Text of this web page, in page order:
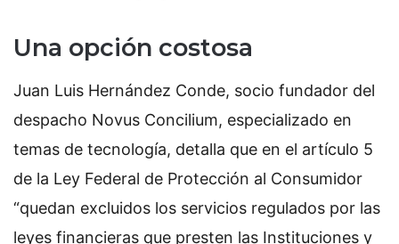
Una opción costosa
Juan Luis Hernández Conde, socio fundador del
despacho Novus Concilium, especializado en
temas de tecnología, detalla que en el artículo 5
de la Ley Federal de Protección al Consumidor
“quedan excluidos los servicios regulados por las
leyes financieras que presten las Instituciones y